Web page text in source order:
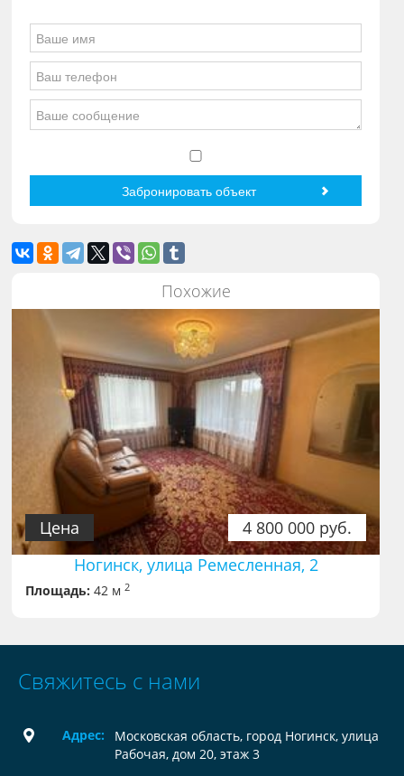
Похожие
4 800 000 руб.
Цена
Ногинск, улица Ремесленная, 2
Площадь: 42 м2
Свяжитесь с нами
Адрес:
Московская область, город Ногинск, улица
Рабочая, дом 20, этаж 3